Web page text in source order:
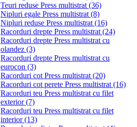
Teuri reduse Press multistrat (36)
Nipluri egale Press multistrat (8)
Nipluri reduse Press multistrat (16)
Racorduri drepte Press multistrat (24)
Racorduri drepte Press multistrat cu
olandez (3)
Racorduri drepte Press multistrat cu
eurocon (3)
Racorduri cot Press multistrat (20)
Racorduri cot perete Press multistrat (16)
Racorduri teu Press multistrat cu filet
exterior(7)
Racorduri teu Press multistrat cu filet
interior(13)